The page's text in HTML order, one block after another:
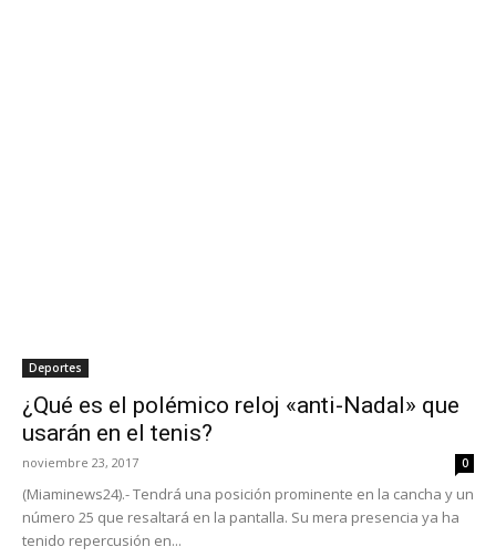
Deportes
¿Qué es el polémico reloj «anti-Nadal» que
usarán en el tenis?
noviembre 23, 2017 0
(Miaminews24).- Tendrá una posición prominente en la cancha y un
número 25 que resaltará en la pantalla. Su mera presencia ya ha
tenido repercusión en...